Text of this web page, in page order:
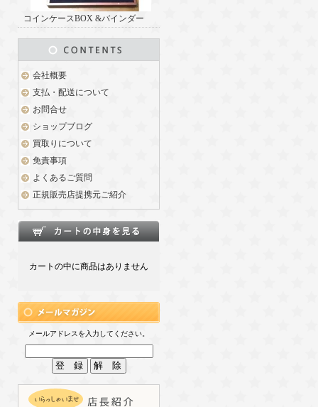
コインケースBOX &バインダー
会社概要
支払・配送について
お問合せ
ショップブログ
買取りについて
免責事項
よくあるご質問
正規販売店提携元ご紹介
カートの中に商品はありません
メールアドレスを入力してください。